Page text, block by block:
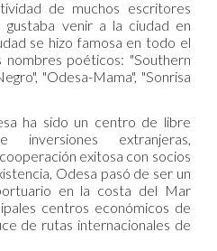
de muchos escritores
gustaba venir a la ciudad en
se hizo famosa en todo el
nombres poéticos: "Southern
"Odesa-Mama", "Sonrisa
ha sido un centro de libre
inversiones extranjeras,
exitosa con socios
Odesa pasó de ser un
en la costa del Mar
centros económicos de
de rutas internacionales de